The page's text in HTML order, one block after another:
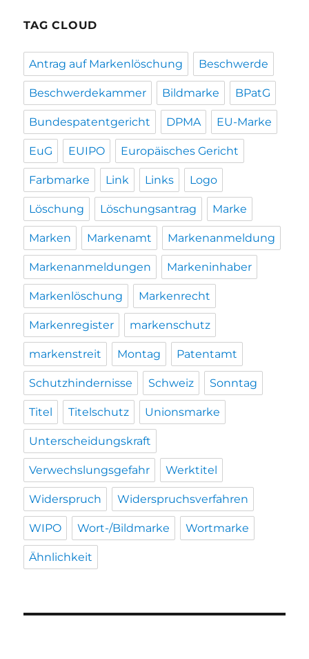
TAG CLOUD
Antrag auf Markenlöschung Beschwerde
Beschwerdekammer Bildmarke BPatG
Bundespatentgericht DPMA EU-Marke
EuG EUIPO Europäisches Gericht
Farbmarke Link Links Logo
Löschung Löschungsantrag Marke
Marken Markenamt Markenanmeldung
Markenanmeldungen Markeninhaber
Markenlöschung Markenrecht
Markenregister markenschutz
markenstreit Montag Patentamt
Schutzhindernisse Schweiz Sonntag
Titel Titelschutz Unionsmarke
Unterscheidungskraft
Verwechslungsgefahr Werktitel
Widerspruch Widerspruchsverfahren
WIPO Wort-/Bildmarke Wortmarke
Ähnlichkeit